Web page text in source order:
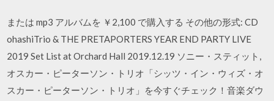
または mp3 アルバムを ￥2,100 で購入する その他の形式: CD
ohashiTrio & THE PRETAPORTERS YEAR END PARTY LIVE
2019 Set List at Orchard Hall 2019.12.19 ソニー・スティット,
オスカー・ピーターソン・トリオ「シッツ・イン・ウィズ・オ
スカー・ピーターソン・トリオ」を今すぐチェック！音楽ダウ